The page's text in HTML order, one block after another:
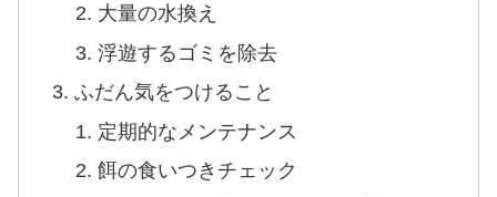
大量の水換え
浮遊するゴミを除去
ふだん気をつけること
定期的なメンテナンス
餌の食いつきチェック